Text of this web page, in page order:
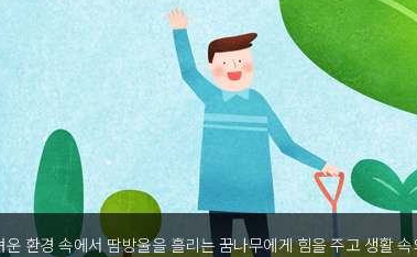
환경 속에서 땀방울을 흘리는 꿈나무에게 힘을 주고 생활